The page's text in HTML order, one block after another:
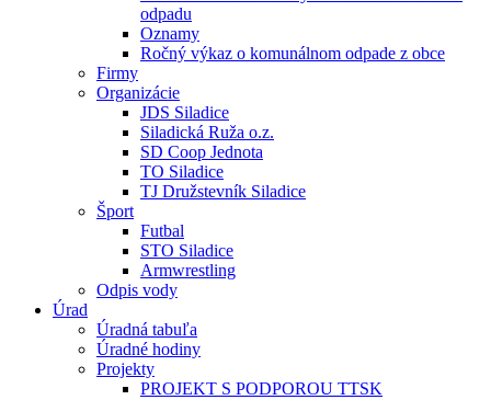
odpadu
Oznamy
Ročný výkaz o komunálnom odpade z obce
Firmy
Organizácie
JDS Siladice
Siladická Ruža o.z.
SD Coop Jednota
TO Siladice
TJ Družstevník Siladice
Šport
Futbal
STO Siladice
Armwrestling
Odpis vody
Úrad
Úradná tabuľa
Úradné hodiny
Projekty
PROJEKT S PODPOROU TTSK